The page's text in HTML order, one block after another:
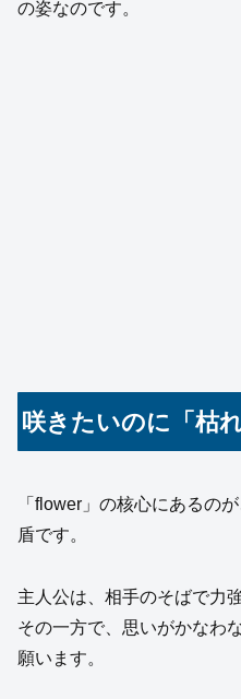
の姿なのです。
咲きたいのに「枯
「flower」の核心にあるの
盾です。
主人公は、相手のそばで力
その一方で、思いがかなわ
願います。